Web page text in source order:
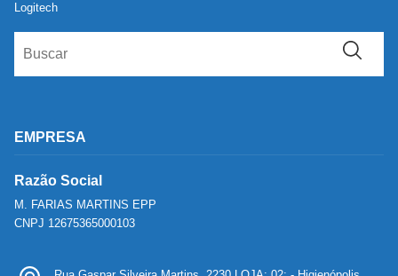
Logitech
EMPRESA
Razão Social
M. FARIAS MARTINS EPP
CNPJ 12675365000103